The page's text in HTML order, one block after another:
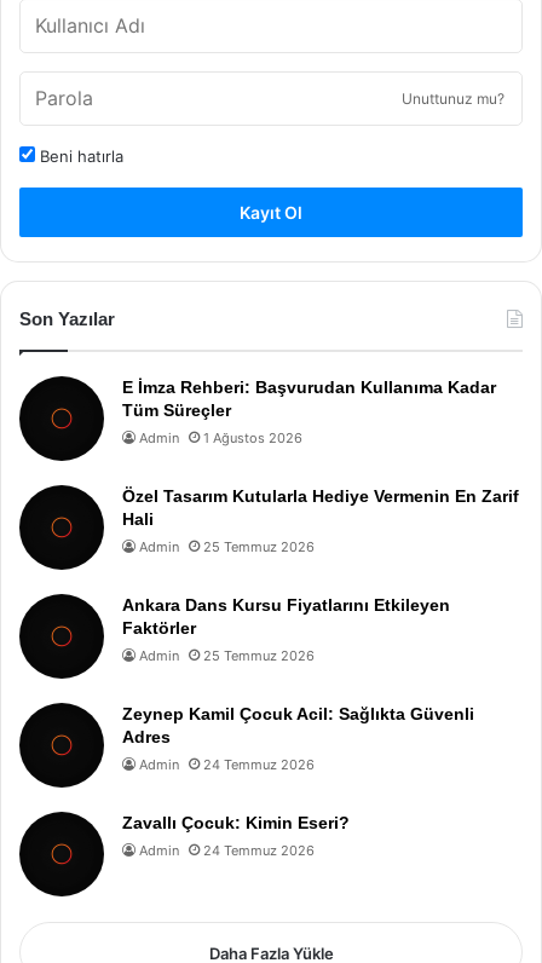
Unuttunuz mu?
Beni hatırla
Kayıt Ol
Son Yazılar
E İmza Rehberi: Başvurudan Kullanıma Kadar
Tüm Süreçler
Admin 1 Ağustos 2026
Özel Tasarım Kutularla Hediye Vermenin En Zarif
Hali
Admin 25 Temmuz 2026
Ankara Dans Kursu Fiyatlarını Etkileyen
Faktörler
Admin 25 Temmuz 2026
Zeynep Kamil Çocuk Acil: Sağlıkta Güvenli
Adres
Admin 24 Temmuz 2026
Zavallı Çocuk: Kimin Eseri?
Admin 24 Temmuz 2026
Daha Fazla Yükle